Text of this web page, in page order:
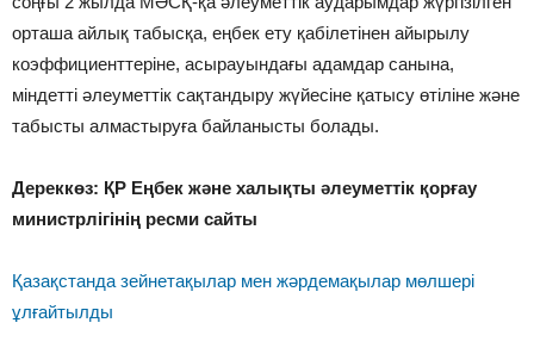
орташа айлық табысқа, еңбек ету қабілетінен айырылу
коэффициенттеріне, асырауындағы адамдар санына,
міндетті әлеуметтік сақтандыру жүйесіне қатысу өтіліне және
табысты алмастыруға байланысты болады.
Дереккөз: ҚР Еңбек және халықты әлеуметтік қорғау
министрлігінің ресми сайты
Қазақстанда зейнетақылар мен жәрдемақылар мөлшері
ұлғайтылды